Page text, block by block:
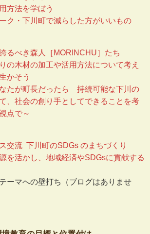
方法を学ぼう
ク・下川町で減らした方がいいもの
るべき森人［MORINCHU］たち
の木材の加工や活用方法について考え
かそう
たが町長だったら 持続可能な下川の
、社会の創り手としてできることを考
点で～
交流 下川町のSDGs のまちづくり
を活かし、地域経済やSDGsに貢献する
ーマへの壁打ち（ブログはありませ